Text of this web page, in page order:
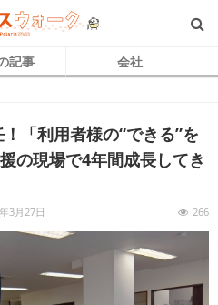
記事 会社
「利用者様の“できる”を
現場で4年間成長してき
3月27日 266